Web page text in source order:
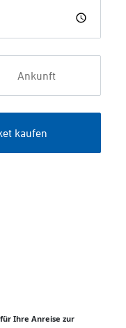
Ihre Anreise zur